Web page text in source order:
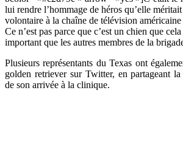
lui rendre l’hommage de héros qu’elle
volontaire à la chaîne de télévision
Ce n’est pas parce que c’est un chien que
important que les autres membres de la
Plusieurs représentants du Texas ont
golden retriever sur Twitter, en partageant
de son arrivée à la clinique.